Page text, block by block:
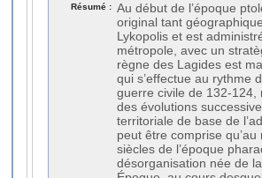
Résumé : Au début de l’époque
original tant
Lykopolis et est
métropole, avec un
règne des Lagides est
qui s’effectue au rythme
guerre civile de 132-124,
des évolutions
territoriale de base de
peut être comprise
siècles de l’époque
désorganisation née de